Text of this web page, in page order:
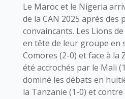
Le Maroc et le Nigeria
de la CAN 2025 après des
convaincants. Les Lions
en tête de leur groupe en
Comores (2-0) et face à la
été accrochés par le Mali
dominé les débats en
la Tanzanie (1-0) et